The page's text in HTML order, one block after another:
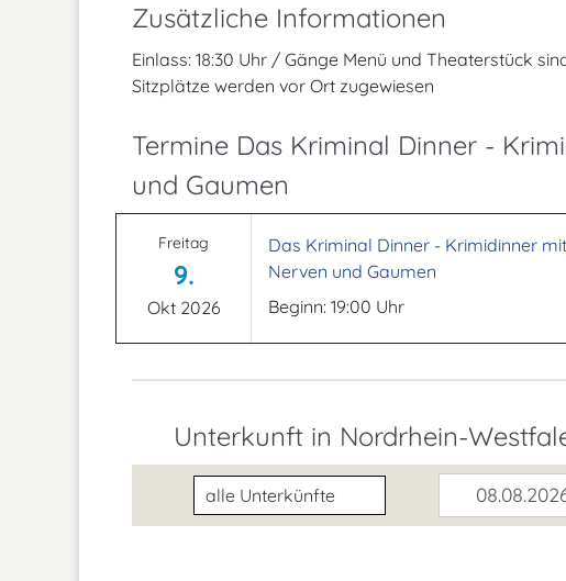
Zusätzliche Informationen
Einlass: 18:30 Uhr / Gänge Menü und Theaterstück
Sitzplätze werden vor Ort zugewiesen
Termine Das Kriminal Dinner -
und Gaumen
Freitag
9.
Okt 2026
Das Kriminal Dinner - Krimidinner
Nerven und Gaumen
Beginn: 19:00 Uhr
Unterkunft in Nordrhein-
Unterkunftsart